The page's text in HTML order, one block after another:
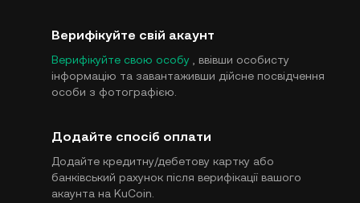
Верифікуйте свій акаунт
Верифікуйте свою особу
, ввівши особисту
інформацію та завантаживши дійсне посвідчення
особи з фотографією.
Додайте спосіб оплати
Додайте кредитну/дебетову картку або
банківський рахунок після верифікації вашого
акаунта на KuCoin.